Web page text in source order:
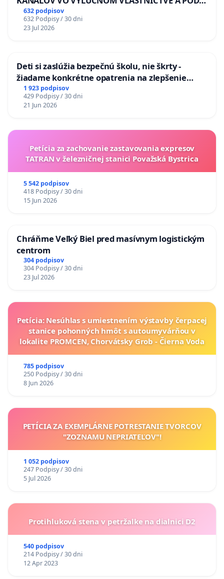
KONTROLOU SLOVENSKEJ REPUBLIKY & žiadosť
na riešenie zanedbaného stavu závlahových a
odvodňovacích kanálov na Slovensku
632 podpisov
632 Podpisy / 30 dni
23 Jul 2026
Deti si zaslúžia bezpečnú školu, nie škrty -
žiadame konkrétne opatrenia na zlepšenie
situácie v školstve
1 923 podpisov
429 Podpisy / 30 dni
21 Jun 2026
Petícia za zachovanie zastavovania expresov
TATRAN v železničnej stanici Považská Bystrica
5 542 podpisov
418 Podpisy / 30 dni
15 Jun 2026
Chráňme Veľký Biel pred masívnym logistickým
centrom
304 podpisov
304 Podpisy / 30 dni
23 Jul 2026
Petícia: Nesúhlas s umiestnením výstavby čerpacej
stanice pohonných hmôt s autoumyvárňou v
lokalite PROMCEN, Chorvátsky Grob - Čierna Voda
785 podpisov
250 Podpisy / 30 dni
8 Jun 2026
PETÍCIA ZA EXEMPLÁRNE POTRESTANIE TVORCOV
"ZOZNAMU NEPRIATEĽOV"!
1 052 podpisov
247 Podpisy / 30 dni
5 Jul 2026
Protihluková stena v petržalke na dialnici D2
540 podpisov
214 Podpisy / 30 dni
12 Apr 2023